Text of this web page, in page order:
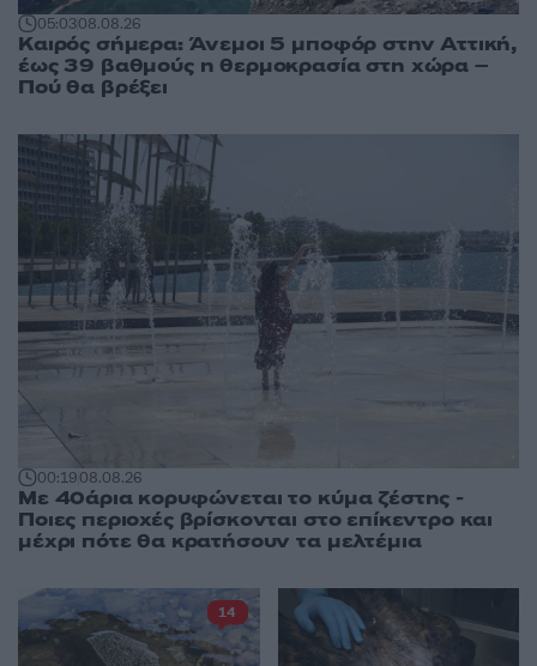
05:0308.08.26
Καιρός σήμερα: Άνεμοι 5 μποφόρ στην Αττική,
έως 39 βαθμούς η θερμοκρασία στη χώρα –
Πού θα βρέξει
00:1908.08.26
Με 40άρια κορυφώνεται το κύμα ζέστης -
Ποιες περιοχές βρίσκονται στο επίκεντρο και
μέχρι πότε θα κρατήσουν τα μελτέμια
14